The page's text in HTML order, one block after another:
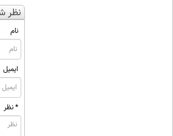
نظر
نام
ایمیل
* نظر